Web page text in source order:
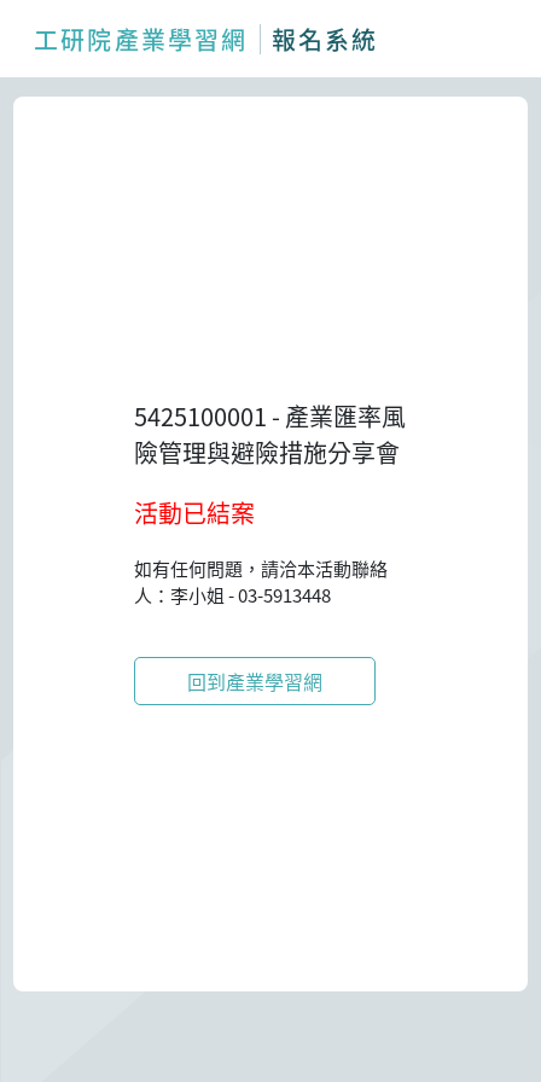
工研院產業學習網 報名系統
5425100001 - 產業匯率風
險管理與避險措施分享會
活動已結案
如有任何問題，請洽本活動聯絡
人：李小姐-03-5913448
回到產業學習網